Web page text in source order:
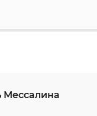
Мессалина